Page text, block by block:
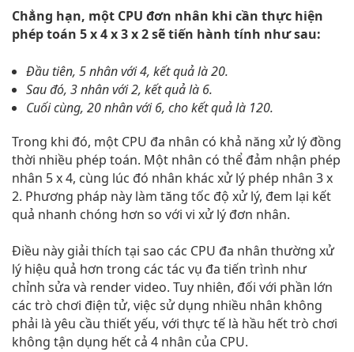
Chẳng hạn, một CPU đơn nhân khi cần thực hiện
phép toán 5 x 4 x 3 x 2 sẽ tiến hành tính như sau:
Đầu tiên, 5 nhân với 4, kết quả là 20.
Sau đó, 3 nhân với 2, kết quả là 6.
Cuối cùng, 20 nhân với 6, cho kết quả là 120.
Trong khi đó, một CPU đa nhân có khả năng xử lý đồng
thời nhiều phép toán. Một nhân có thể đảm nhận phép
nhân 5 x 4, cùng lúc đó nhân khác xử lý phép nhân 3 x
2. Phương pháp này làm tăng tốc độ xử lý, đem lại kết
quả nhanh chóng hơn so với vi xử lý đơn nhân.
Điều này giải thích tại sao các CPU đa nhân thường xử
lý hiệu quả hơn trong các tác vụ đa tiến trình như
chỉnh sửa và render video. Tuy nhiên, đối với phần lớn
các trò chơi điện tử, việc sử dụng nhiều nhân không
phải là yêu cầu thiết yếu, với thực tế là hầu hết trò chơi
không tận dụng hết cả 4 nhân của CPU.